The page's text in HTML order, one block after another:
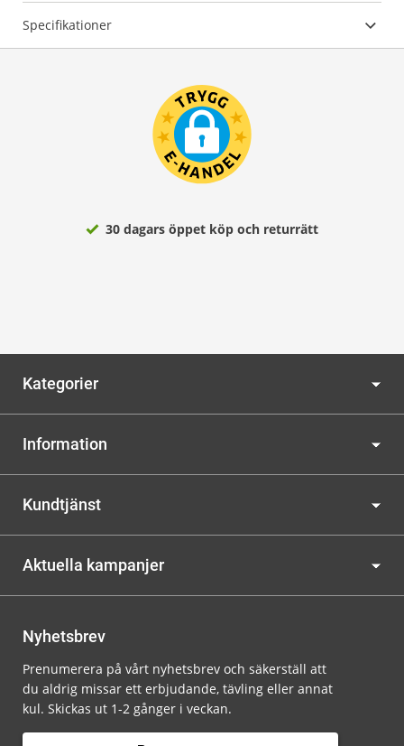
Specifikationer
30 dagars öppet köp och returrätt
Kategorier
Information
Kundtjänst
Aktuella kampanjer
Nyhetsbrev
Prenumerera på vårt nyhetsbrev och säkerställ att
du aldrig missar ett erbjudande, tävling eller annat
kul. Skickas ut 1-2 gånger i veckan.